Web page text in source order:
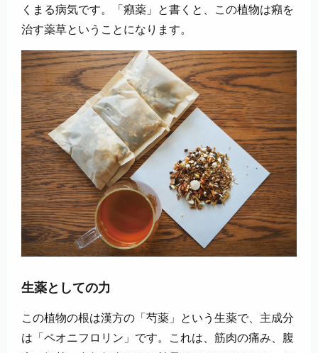
くまる病気です。「癪薬」と書くと、この植物は癪を
治す薬草ということになります。
生薬としての力
この植物の根は漢方の「芍薬」という生薬で、主成分
は「ペオニフロリン」です。これは、筋肉の痛み、腹